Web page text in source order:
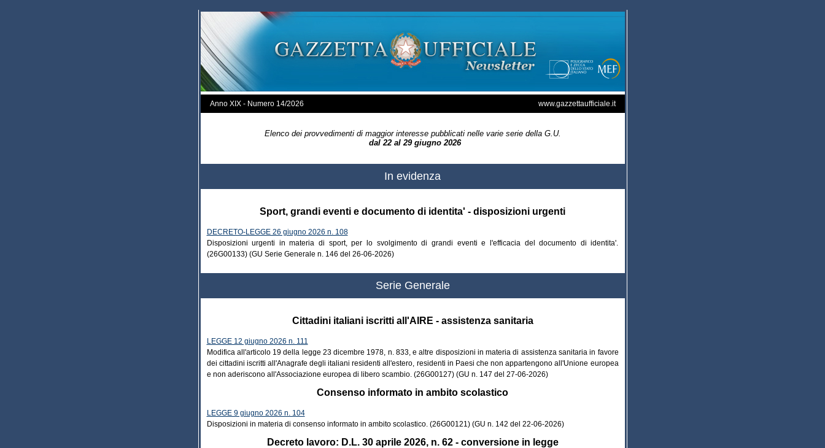
Anno XIX - Numero 14/2026 www.gazzettaufficiale.it
Elenco dei provvedimenti di maggior interesse pubblicati nelle varie serie della G.U.
dal 22 al 29 giugno 2026
In evidenza
Sport, grandi eventi e documento di identita' - disposizioni urgenti
DECRETO-LEGGE 26 giugno 2026 n. 108
Disposizioni urgenti in materia di sport, per lo svolgimento di grandi eventi e l'efficacia del documento di identita'.
(26G00133) (GU Serie Generale n. 146 del 26-06-2026)
Serie Generale
Cittadini italiani iscritti all'AIRE - assistenza sanitaria
LEGGE 12 giugno 2026 n. 111
Modifica all'articolo 19 della legge 23 dicembre 1978, n. 833, e altre disposizioni in materia di assistenza sanitaria in favore
dei cittadini iscritti all'Anagrafe degli italiani residenti all'estero, residenti in Paesi che non appartengono all'Unione europea
e non aderiscono all'Associazione europea di libero scambio. (26G00127) (GU n. 147 del 27-06-2026)
Consenso informato in ambito scolastico
LEGGE 9 giugno 2026 n. 104
Disposizioni in materia di consenso informato in ambito scolastico. (26G00121) (GU n. 142 del 22-06-2026)
Decreto lavoro: D.L. 30 aprile 2026, n. 62 - conversione in legge